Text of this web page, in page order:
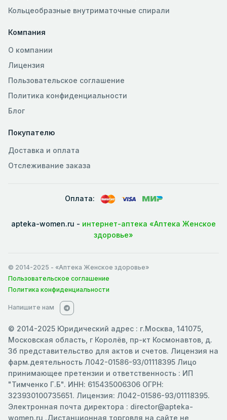
Кольцеобразные внутриматочные спирали
Компания
О компании
Лицензия
Пользовательское соглашение
Политика конфиденциальности
Блог
Покупателю
Доставка и оплата
Отслеживание заказа
Оплата:
apteka-women.ru - интернет-аптека «Аптека Женское
здоровье»
© 2014-2025 - «Аптека Женское здоровье»
Пользовательское соглашение
Политика конфиденциальности
Напишите нам
© 2014-2025 Юридический адрес : г.Москва, 141075,
Московская область, г Королёв, пр-кт Космонавтов, д.
3б представительство для актов и счетов. Лицензия на
фарм.деятельность Л042-01586-93/01118395 Лицо
принимающее претензии и ответственность : ИП
"Тимченко Г.Б". ИНН: 615435006306 ОГРН:
323930100735651. Лицензия: Л042-01586-93/01118395.
Электронная почта директора : director@apteka-
women.ru .Дистанционная торговля на сайте не